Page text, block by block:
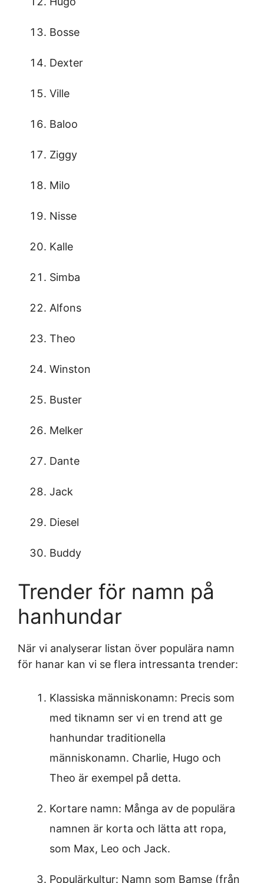
Bosse
Dexter
Ville
Baloo
Ziggy
Milo
Nisse
Kalle
Simba
Alfons
Theo
Winston
Buster
Melker
Dante
Jack
Diesel
Buddy
Trender för namn på
hanhundar
När vi analyserar listan över populära namn
för hanar kan vi se flera intressanta trender:
Klassiska människonamn: Precis som
med tiknamn ser vi en trend att ge
hanhundar traditionella
människonamn. Charlie, Hugo och
Theo är exempel på detta.
Kortare namn: Många av de populära
namnen är korta och lätta att ropa,
som Max, Leo och Jack.
Populärkultur: Namn som Bamse (från